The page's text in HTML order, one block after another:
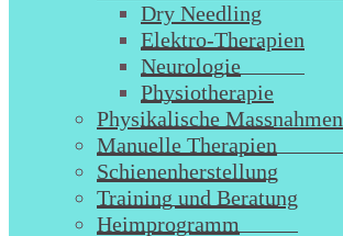
Dry Needling
Elektro-Therapien
Neurologie
Physiotherapie
Physikalische Massnahmen
Manuelle Therapien
Schienenherstellung
Training und Beratung
Heimprogramm